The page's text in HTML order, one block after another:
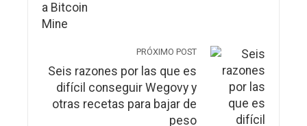
PRÓXIMO POST
Seis razones por las que es
difícil conseguir Wegovy y
otras recetas para bajar de
peso